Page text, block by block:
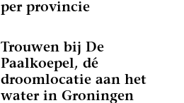
per provincie
Trouwen bij De
Paalkoepel, dé
droomlocatie aan het
water in Groningen